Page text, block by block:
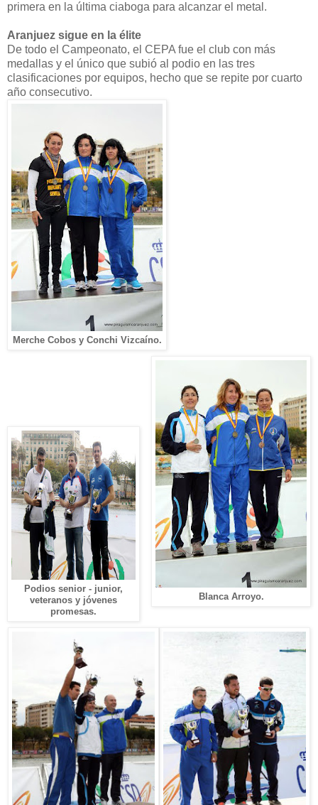
primera en la última ciaboga para alcanzar el metal.
Aranjuez sigue en la élite
De todo el Campeonato, el CEPA fue el club con más
medallas y el único que subió al podio en las tres
clasificaciones por equipos, hecho que se repite por cuarto
año consecutivo.
Merche Cobos y Conchi Vizcaíno.
Blanca Arroyo.
Podios senior - junior,
veteranos y jóvenes
promesas.